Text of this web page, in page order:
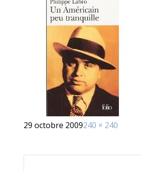
Publié
29 octobre 2009Taille
240 × 240